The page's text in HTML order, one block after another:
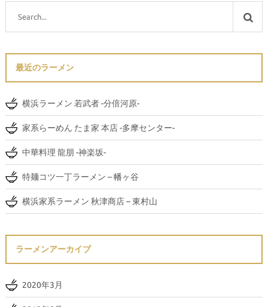
最近のラーメン
横浜ラーメン 若武者 -分倍河原-
家系らーめん たま家 本店 -多摩センター-
中華料理 龍朋 -神楽坂-
特麺コツ一丁ラーメン – 幡ヶ谷
横浜家系ラーメン 秋津商店 – 東村山
ラーメンアーカイブ
2020年3月